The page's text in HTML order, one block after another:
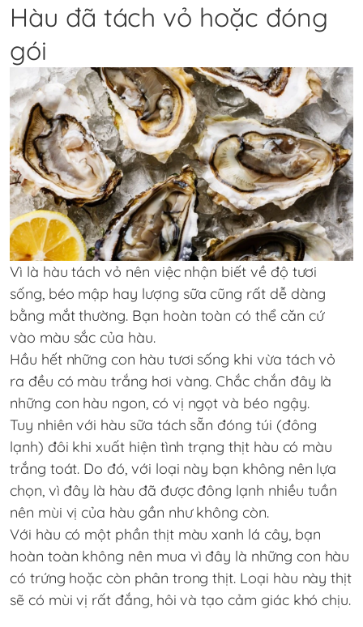
Hàu đã tách vỏ hoặc đóng
gói
Vì là hàu tách vỏ nên việc nhận biết về độ tươi
sống, béo mập hay lượng sữa cũng rất dễ dàng
bằng mắt thường. Bạn hoàn toàn có thể căn cứ
vào màu sắc của hàu.
Hầu hết những con hàu tươi sống khi vừa tách vỏ
ra đều có màu trắng hơi vàng. Chắc chắn đây là
những con hàu ngon, có vị ngọt và béo ngậy.
Tuy nhiên với hàu sữa tách sẵn đóng túi (đông
lạnh) đôi khi xuất hiện tình trạng thịt hàu có màu
trắng toát. Do đó, với loại này bạn không nên lựa
chọn, vì đây là hàu đã được đông lạnh nhiều tuần
nên mùi vị của hàu gần như không còn.
Với hàu có một phần thịt màu xanh lá cây, bạn
hoàn toàn không nên mua vì đây là những con hàu
có trứng hoặc còn phân trong thịt. Loại hàu này thịt
sẽ có mùi vị rất đắng, hôi và tạo cảm giác khó chịu.